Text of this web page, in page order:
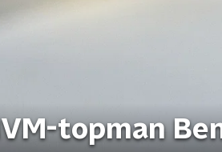
topman